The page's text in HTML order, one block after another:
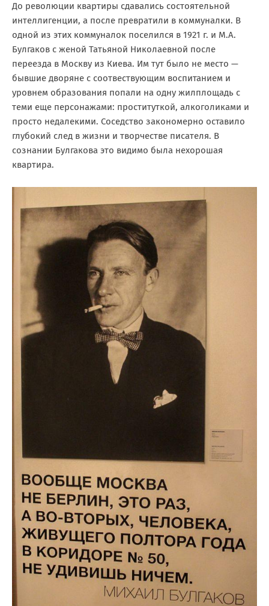
До революции квартиры сдавались состоятельной
интеллигенции, а после превратили в коммуналки. В
одной из этих коммуналок поселился в 1921 г. и М.А.
Булгаков с женой Татьяной Николаевной после
переезда в Москву из Киева. Им тут было не место —
бывшие дворяне с соотвествующим воспитанием и
уровнем образования попали на одну жилплощадь с
теми еще персонажами: проституткой, алкоголиками и
просто недалекими. Соседство закономерно оставило
глубокий след в жизни и творчестве писателя. В
сознании Булгакова это видимо была нехорошая
квартира.